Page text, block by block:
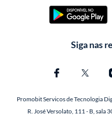
Siga nas
Promobit Servicos de Tecnologia
R. José Versolato, 111 - B, sala